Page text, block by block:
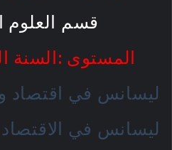
قسم العلوم
المستوى :السنة
ليسانس في اقتصاد
ليسانس في